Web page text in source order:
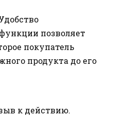
позволяет
покупатель
продукта до его
к действию.